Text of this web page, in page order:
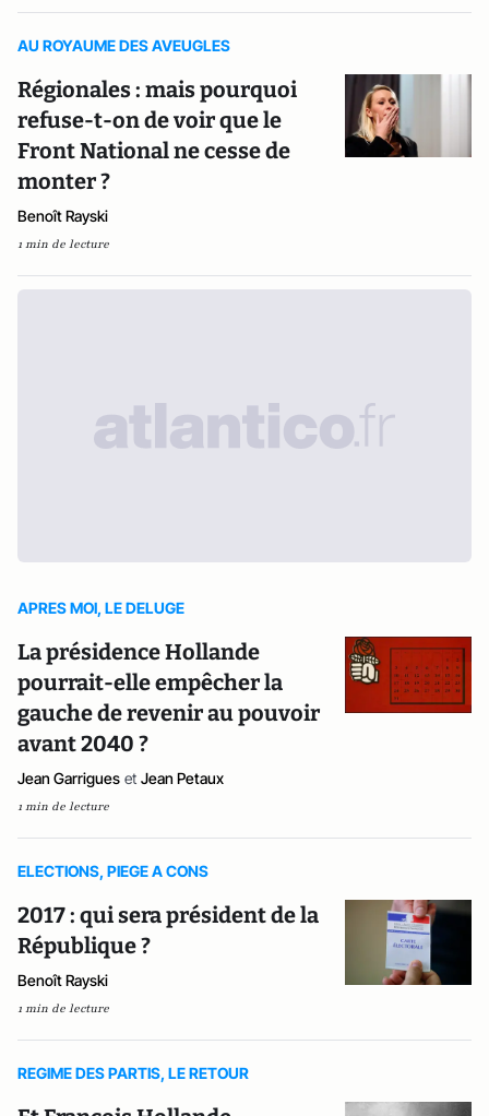
AU ROYAUME DES AVEUGLES
Régionales : mais pourquoi
refuse-t-on de voir que le
Front National ne cesse de
monter ?
Benoît Rayski
1 min de lecture
APRES MOI, LE DELUGE
La présidence Hollande
pourrait-elle empêcher la
gauche de revenir au pouvoir
avant 2040 ?
Jean Garrigues et Jean Petaux
1 min de lecture
ELECTIONS, PIEGE A CONS
2017 : qui sera président de la
République ?
Benoît Rayski
1 min de lecture
REGIME DES PARTIS, LE RETOUR